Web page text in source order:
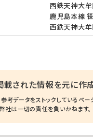
西鉄天神大
鹿児島本線
西鉄天神大
された情報を元に作成
考データをストックしているペ
社は一切の責任を負いかねます。